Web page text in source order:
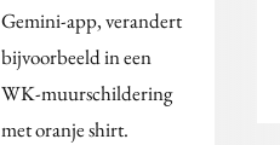
Gemini-app, verandert
bijvoorbeeld in een
WK-muurschildering
met oranje shirt.